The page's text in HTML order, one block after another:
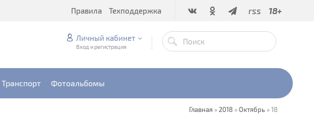
rss 18+
Правила Техподдержка
Личный кабинет
Вход и регистрация
Транспорт Фотоальбомы
Главная » 2018 »Октябрь »18